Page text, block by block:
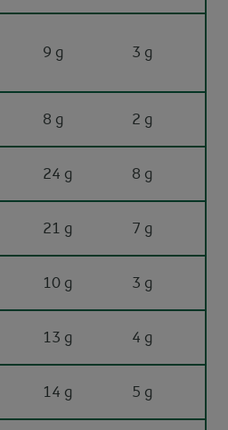
9 g 3 g
8 g 2 g
24 g 8 g
21 g 7 g
10 g 3 g
13 g 4 g
14 g 5 g